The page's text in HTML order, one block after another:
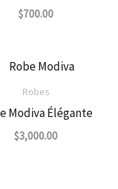
$700.00
Robes
Modiva Élégante
$3,000.00